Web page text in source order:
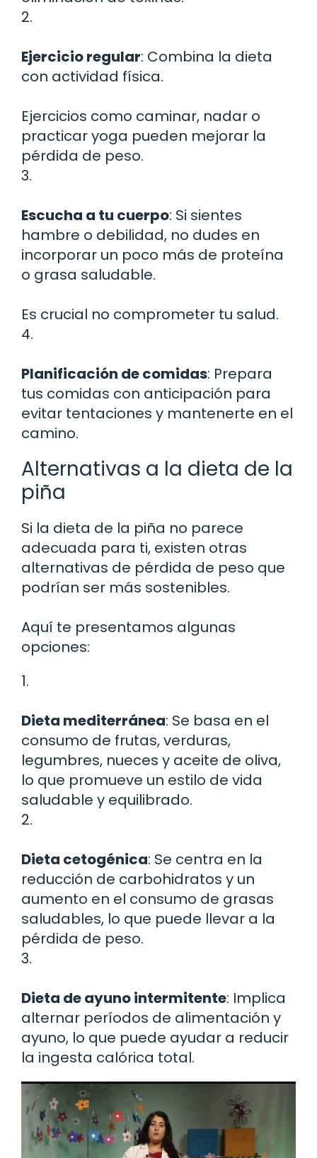
2.
Ejercicio regular: Combina la dieta
con actividad física.
Ejercicios como caminar, nadar o
practicar yoga pueden mejorar la
pérdida de peso.
3.
Escucha a tu cuerpo: Si sientes
hambre o debilidad, no dudes en
incorporar un poco más de proteína
o grasa saludable.
Es crucial no comprometer tu salud.
4.
Planificación de comidas: Prepara
tus comidas con anticipación para
evitar tentaciones y mantenerte en el
camino.
Alternativas a la dieta de la
piña
Si la dieta de la piña no parece
adecuada para ti, existen otras
alternativas de pérdida de peso que
podrían ser más sostenibles.
Aquí te presentamos algunas
opciones:
1.
Dieta mediterránea: Se basa en el
consumo de frutas, verduras,
legumbres, nueces y aceite de oliva,
lo que promueve un estilo de vida
saludable y equilibrado.
2.
Dieta cetogénica: Se centra en la
reducción de carbohidratos y un
aumento en el consumo de grasas
saludables, lo que puede llevar a la
pérdida de peso.
3.
Dieta de ayuno intermitente: Implica
alternar períodos de alimentación y
ayuno, lo que puede ayudar a reducir
la ingesta calórica total.